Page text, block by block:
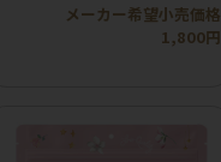
メーカー希望小売価格
1,800円